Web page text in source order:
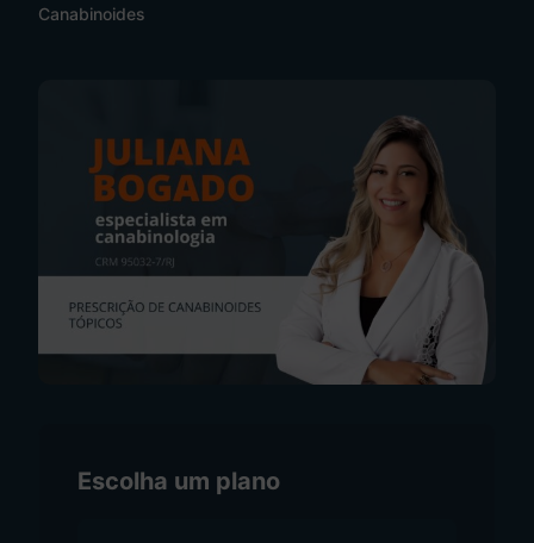
Canabinoides
Escolha um plano